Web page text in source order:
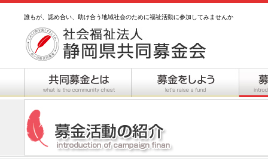
誰もが、認め合い、助け合う地域社会のために福祉活動に参加してみませんか